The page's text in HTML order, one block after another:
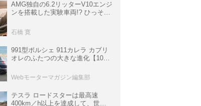
AMG独自の6.2リッターV10エンジ
ンを搭載した実験車両!? ひっそり
P900 プロトタイプ」とは
石橋 寛
991型ポルシェ 911カレラ カブリ
オレのふたつの大きな進化【10年
Webモーターマガジン編集部
テスラ ロードスターは最高速
400km／h以上を達成して、世界